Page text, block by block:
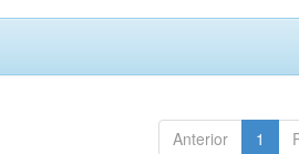
Anterior 1